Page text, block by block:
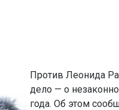
Против Леонида
дело — о
года. Об этом